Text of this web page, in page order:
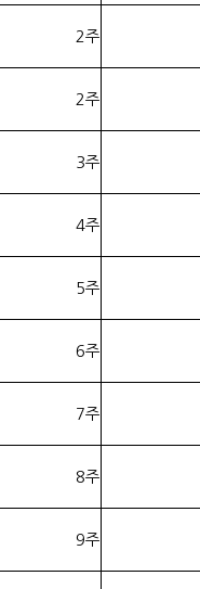
2주
2주
3주
4주
5주
6주
7주
8주
9주